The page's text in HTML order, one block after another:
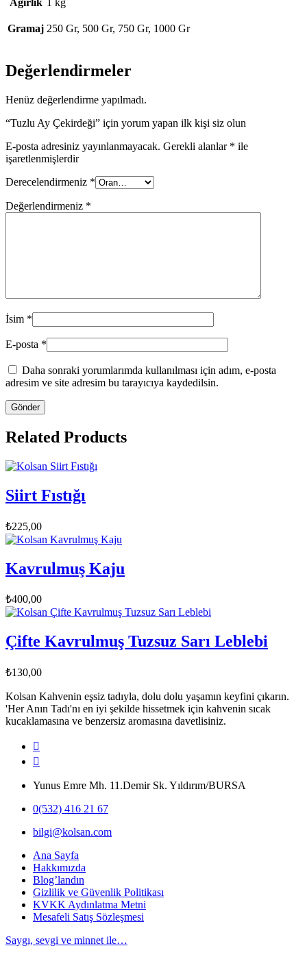
Ağırlık 1 kg
Gramaj 250 Gr, 500 Gr, 750 Gr, 1000 Gr
Değerlendirmeler
Henüz değerlendirme yapılmadı.
“Tuzlu Ay Çekirdeği” için yorum yapan ilk kişi siz olun
E-posta adresiniz yayınlanmayacak. Gerekli alanlar * ile
işaretlenmişlerdir
Derecelendirmeniz *
Değerlendirmeniz *
İsim *
E-posta *
Daha sonraki yorumlarımda kullanılması için adım, e-posta
adresim ve site adresim bu tarayıcıya kaydedilsin.
Related Products
Siirt Fıstığı
₺225,00
Kavrulmuş Kaju
₺400,00
Çifte Kavrulmuş Tuzsuz Sarı Leblebi
₺130,00
Kolsan Kahvenin eşsiz tadıyla, dolu dolu yaşamın keyfini çıkarın.
'Her Anın Tadı'nı en iyi şekilde hissetmek için kahvenin sıcak
kucaklamasına ve benzersiz aromasına davetlisiniz.
Yunus Emre Mh. 11.Demir Sk. Yıldırım/BURSA
0(532) 416 21 67
bilgi@kolsan.com
Ana Sayfa
Hakkımızda
Blog’landın
Gizlilik ve Güvenlik Politikası
KVKK Aydınlatma Metni
Mesafeli Satış Sözleşmesi
Saygı, sevgi ve minnet ile…